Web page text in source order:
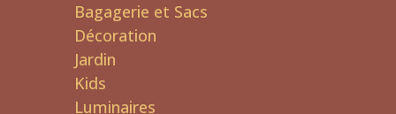
Bagagerie et Sacs
Décoration
Jardin
Kids
Luminaires